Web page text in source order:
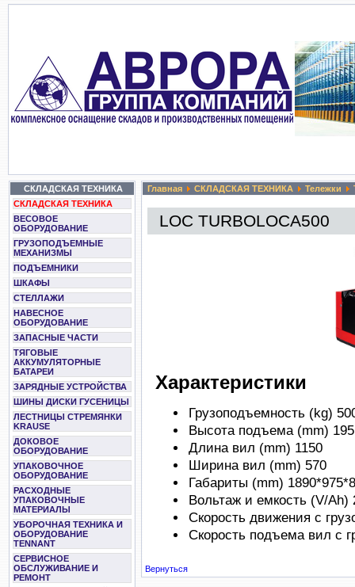
СКЛАДСКАЯ ТЕХНИКА
СКЛАДСКАЯ ТЕХНИКА
ВЕСОВОЕ
ОБОРУДОВАНИЕ
ГРУЗОПОДЪЕМНЫЕ
МЕХАНИЗМЫ
ПОДЪЕМНИКИ
ШКАФЫ
СТЕЛЛАЖИ
НАВЕСНОЕ
ОБОРУДОВАНИЕ
ЗАПАСНЫЕ ЧАСТИ
ТЯГОВЫЕ
АККУМУЛЯТОРНЫЕ
БАТАРЕИ
ЗАРЯДНЫЕ УСТРОЙСТВА
ШИНЫ ДИСКИ ГУСЕНИЦЫ
ЛЕСТНИЦЫ СТРЕМЯНКИ
KRAUSE
ДОКОВОЕ
ОБОРУДОВАНИЕ
УПАКОВОЧНОЕ
ОБОРУДОВАНИЕ
РАСХОДНЫЕ
УПАКОВОЧНЫЕ
МАТЕРИАЛЫ
УБОРОЧНАЯ ТЕХНИКА И
ОБОРУДОВАНИЕ
TENNANT
СЕРВИСНОЕ
ОБСЛУЖИВАНИЕ И
РЕМОНТ
Главная СКЛАДСКАЯ ТЕХНИКА Тележки
LOC TURBOLOCA500
Характеристики
Грузоподъемность (kg)
Высота подъема (mm) 195
Длина вил (mm) 1150
Ширина вил (mm) 570
Габариты (mm)
Вольтаж и емкость (V/Ah)
Скорость движения с
Скорость подъема вил с
Вернуться